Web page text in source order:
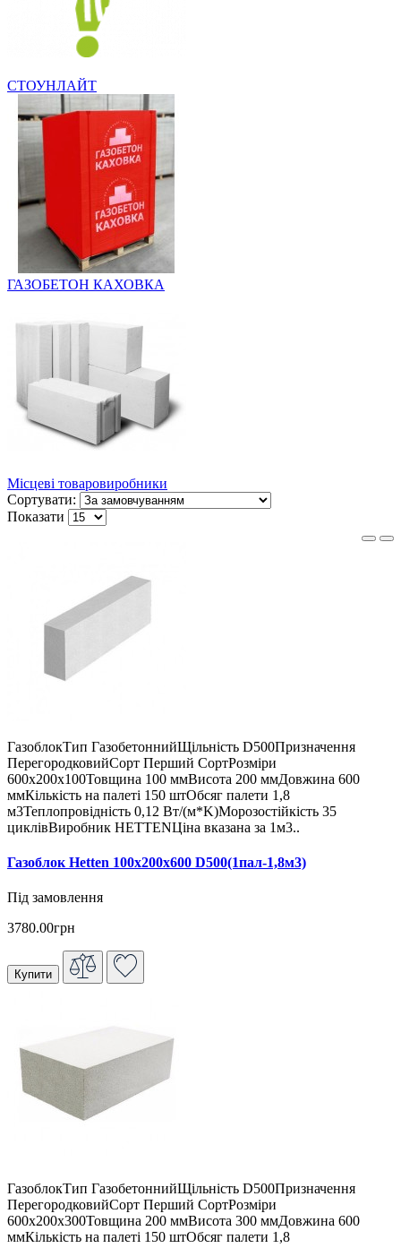
СТОУНЛАЙТ
ГАЗОБЕТОН КАХОВКА
Місцеві товаровиробники
Сортувати:
Показати
ГазоблокТип ГазобетоннийЩільність D500Призначення
ПерегородковийСорт Перший СортРозміри
600x200x100Товщина 100 ммВисота 200 ммДовжина 600
ммКількість на палеті 150 штОбсяг палети 1,8
м3Теплопровідність 0,12 Вт/(м*K)Морозостійкість 35
циклівВиробник HETTENЦіна вказана за 1м3..
Газоблок Hetten 100х200х600 D500(1пал-1,8м3)
Під замовлення
3780.00грн
Купити
ГазоблокТип ГазобетоннийЩільність D500Призначення
ПерегородковийСорт Перший СортРозміри
600x200x300Товщина 200 ммВисота 300 ммДовжина 600
ммКількість на палеті 150 штОбсяг палети 1,8